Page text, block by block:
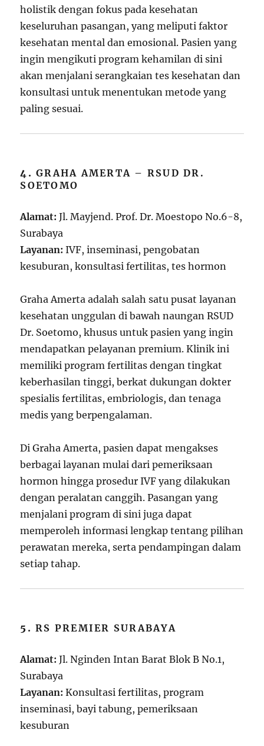
holistik dengan fokus pada kesehatan
keseluruhan pasangan, yang meliputi faktor
kesehatan mental dan emosional. Pasien yang
ingin mengikuti program kehamilan di sini
akan menjalani serangkaian tes kesehatan dan
konsultasi untuk menentukan metode yang
paling sesuai.
4.GRAHA AMERTA – RSUD DR.
SOETOMO
Alamat: Jl. Mayjend. Prof. Dr. Moestopo No.6-8,
Surabaya
Layanan: IVF, inseminasi, pengobatan
kesuburan, konsultasi fertilitas, tes hormon
Graha Amerta adalah salah satu pusat layanan
kesehatan unggulan di bawah naungan RSUD
Dr. Soetomo, khusus untuk pasien yang ingin
mendapatkan pelayanan premium. Klinik ini
memiliki program fertilitas dengan tingkat
keberhasilan tinggi, berkat dukungan dokter
spesialis fertilitas, embriologis, dan tenaga
medis yang berpengalaman.
Di Graha Amerta, pasien dapat mengakses
berbagai layanan mulai dari pemeriksaan
hormon hingga prosedur IVF yang dilakukan
dengan peralatan canggih. Pasangan yang
menjalani program di sini juga dapat
memperoleh informasi lengkap tentang pilihan
perawatan mereka, serta pendampingan dalam
setiap tahap.
5.RS PREMIER SURABAYA
Alamat: Jl. Nginden Intan Barat Blok B No.1,
Surabaya
Layanan: Konsultasi fertilitas, program
inseminasi, bayi tabung, pemeriksaan
kesuburan